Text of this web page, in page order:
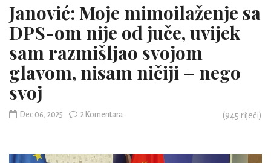
Janović: Moje mimoilaženje sa
DPS-om nije od juče, uvijek
sam razmišljao svojom
glavom, nisam ničiji – nego
svoj
Dec 06, 2025 2 Komentara (945 riječi)